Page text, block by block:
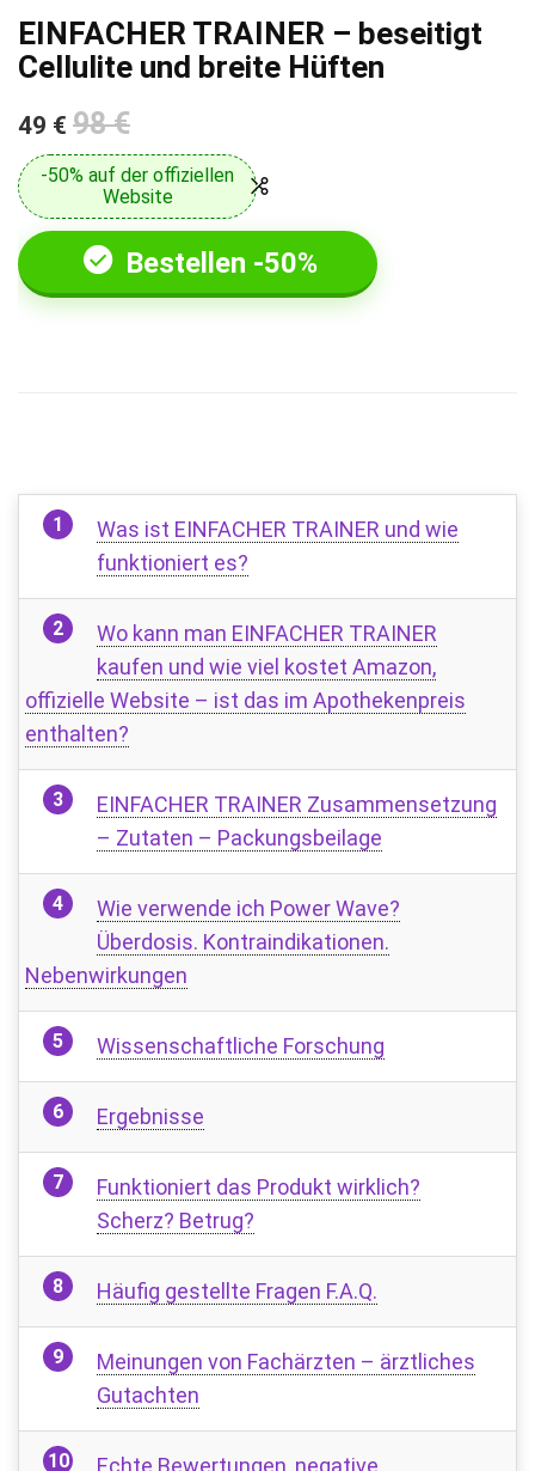
EINFACHER TRAINER – beseitigt
Cellulite und breite Hüften
49 € 98 €
-50% auf der offiziellen
Website
Bestellen -50%
Was ist EINFACHER TRAINER und wie
funktioniert es?
Wo kann man EINFACHER TRAINER
kaufen und wie viel kostet Amazon,
offizielle Website – ist das im Apothekenpreis
enthalten?
EINFACHER TRAINER Zusammensetzung
– Zutaten – Packungsbeilage
Wie verwende ich Power Wave?
Überdosis. Kontraindikationen.
Nebenwirkungen
Wissenschaftliche Forschung
Ergebnisse
Funktioniert das Produkt wirklich?
Scherz? Betrug?
Häufig gestellte Fragen F.A.Q.
Meinungen von Fachärzten – ärztliches
Gutachten
Echte Bewertungen, negative